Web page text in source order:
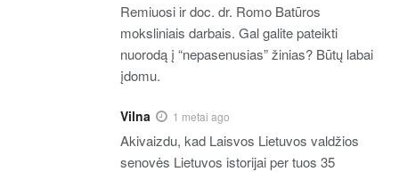
Remiuosi ir doc. dr. Romo Batūros
moksliniais darbais. Gal galite pateikti
nuorodą į “nepasenusias” žinias? Būtų labai
įdomu.
Vilna 1 metai ago
Akivaizdu, kad Laisvos Lietuvos valdžios
senovės Lietuvos istorijai per tuos 35